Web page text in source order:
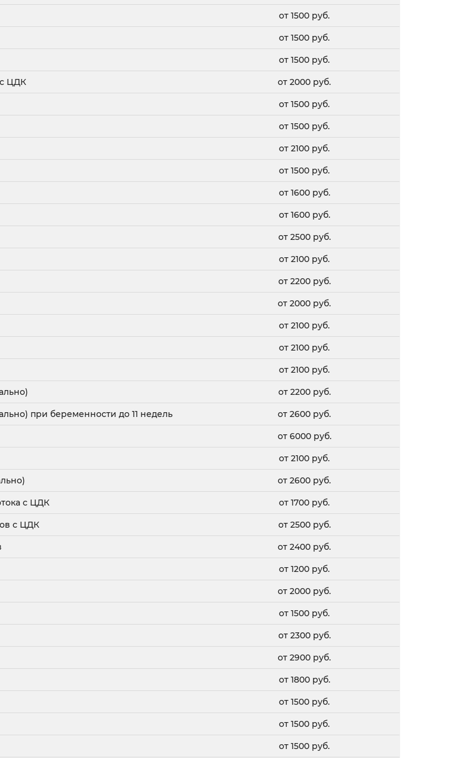
от 1500 руб.
от 1500 руб.
от 1500 руб.
ЦДК от 2000 руб.
от 1500 руб.
от 1500 руб.
от 2100 руб.
от 1500 руб.
от 1600 руб.
от 1600 руб.
от 2500 руб.
от 2100 руб.
от 2200 руб.
от 2000 руб.
от 2100 руб.
от 2100 руб.
от 2100 руб.
от 2200 руб.
при беременности до 11 недель от 2600 руб.
от 6000 руб.
от 2100 руб.
от 2600 руб.
с ЦДК от 1700 руб.
с ЦДК от 2500 руб.
от 2400 руб.
от 1200 руб.
от 2000 руб.
от 1500 руб.
от 2300 руб.
от 2900 руб.
от 1800 руб.
от 1500 руб.
от 1500 руб.
от 1500 руб.